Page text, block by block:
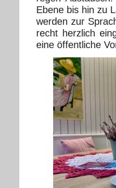
Ebene bis hin zu
werden zur
recht herzlich
eine öffentliche